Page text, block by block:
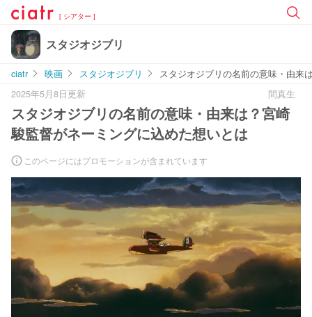
[ シアター ]
スタジオジブリ
ciatr 映画 スタジオジブリ
スタジオジブリの名前の意味・由来
2025年5月8日更新
間真生
スタジオジブリの名前の意味・由来は？宮崎
駿監督がネーミングに込めた想いとは
このページにはプロモーションが含まれています